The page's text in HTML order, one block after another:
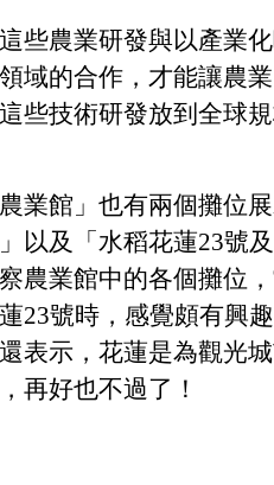
些農業研發與以產業
域的合作，才能讓農
些技術研發放到全球
業館」也有兩個攤位
以及「水稻花蓮23號
農業館中的各個攤位
23號時，感覺頗有興
表示，花蓮是為觀光
再好也不過了！